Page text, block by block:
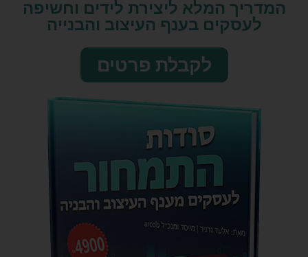
המדריך המלא ליצירת לידים וחשיפה
לעסקים בענף העיצוב והבנייה
לקבלת פרטים